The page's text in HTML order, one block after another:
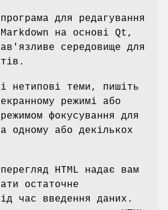
для редагування
на основі Qt,
середовище для
нетипові теми, пишіть
режимі або
фокусування для
одному або декількох
HTML надає вам
остаточне
час введення даних.